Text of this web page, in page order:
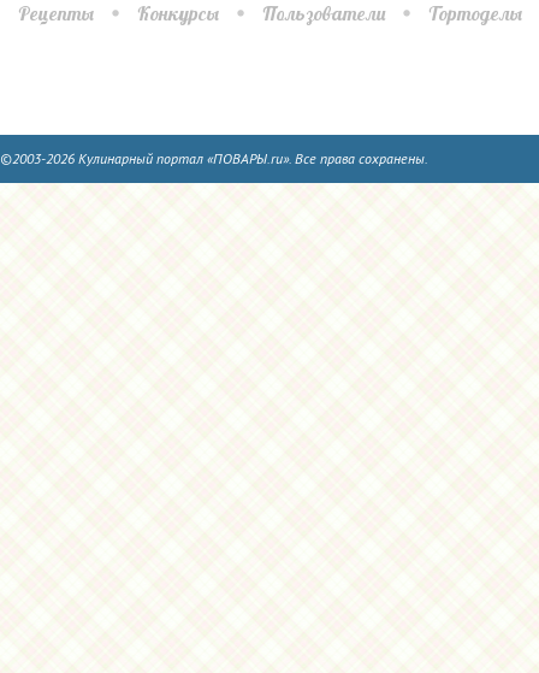
Рецепты Конкурсы Пользователи Тортоделы
©2003-2026 Кулинарный портал «ПОВАРЫ.ru». Все права сохранены.